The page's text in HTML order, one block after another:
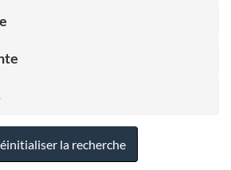
la recherche